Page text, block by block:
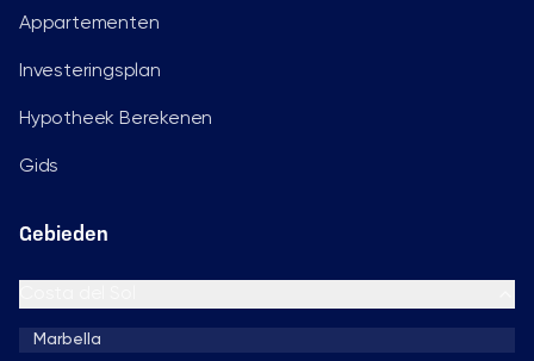
Appartementen
Investeringsplan
Hypotheek Berekenen
Gids
Gebieden
Marbella